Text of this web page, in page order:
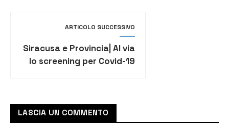
ARTICOLO SUCCESSIVO
Siracusa e Provincia| Al via
lo screening per Covid-19
LASCIA UN COMMENTO